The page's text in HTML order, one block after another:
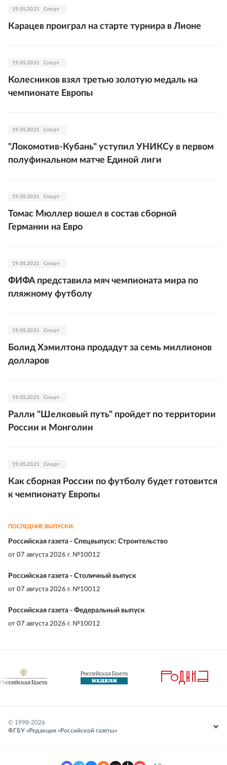
19.05.2021 Спорт
Карацев проиграл на старте турнира в Лионе
19.05.2021 Спорт
Колесников взял третью золотую медаль на
чемпионате Европы
19.05.2021 Спорт
"Локомотив-Кубань" уступил УНИКСу в первом
полуфинальном матче Единой лиги
19.05.2021 Спорт
Томас Мюллер вошел в состав сборной
Германии на Евро
19.05.2021 Спорт
ФИФА представила мяч чемпионата мира по
пляжному футболу
19.05.2021 Спорт
Болид Хэмилтона продадут за семь миллионов
долларов
19.05.2021 Спорт
Ралли "Шелковый путь" пройдет по территории
России и Монголии
19.05.2021 Спорт
Как сборная России по футболу будет готовится
к чемпионату Европы
ПОСЛЕДНИЕ ВЫПУСКИ:
Российская газета - Спецвыпуск: Строительство
от 07 августа 2026 г. №10012
Российская газета - Столичный выпуск
от 07 августа 2026 г. №10012
Российская газета - Федеральный выпуск
от 07 августа 2026 г. №10012
© 1998-2026
ФГБУ «Редакция «Российской газеты»